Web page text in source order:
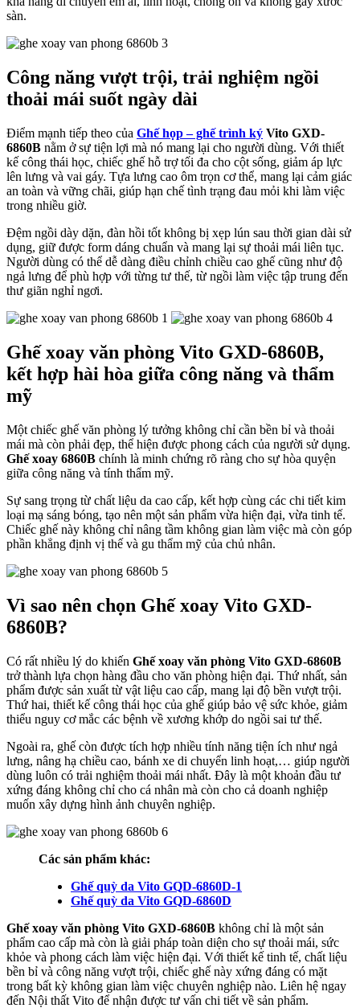
sàn.
Công năng vượt trội, trải nghiệm ngồi
thoải mái suốt ngày dài
Điểm mạnh tiếp theo của Ghế họp – ghế trình ký Vito GXD-
6860B nằm ở sự tiện lợi mà nó mang lại cho người dùng. Với thiết
kế công thái học, chiếc ghế hỗ trợ tối đa cho cột sống, giảm áp lực
lên lưng và vai gáy. Tựa lưng cao ôm trọn cơ thể, mang lại cảm giác
an toàn và vững chãi, giúp hạn chế tình trạng đau mỏi khi làm việc
trong nhiều giờ.
Đệm ngồi dày dặn, đàn hồi tốt không bị xẹp lún sau thời gian dài sử
dụng, giữ được form dáng chuẩn và mang lại sự thoải mái liên tục.
Người dùng có thể dễ dàng điều chỉnh chiều cao ghế cũng như độ
ngả lưng để phù hợp với từng tư thế, từ ngồi làm việc tập trung đến
thư giãn nghỉ ngơi.
Ghế xoay văn phòng Vito GXD-6860B,
kết hợp hài hòa giữa công năng và thẩm
mỹ
Một chiếc ghế văn phòng lý tưởng không chỉ cần bền bỉ và thoải
mái mà còn phải đẹp, thể hiện được phong cách của người sử dụng.
Ghế xoay 6860B chính là minh chứng rõ ràng cho sự hòa quyện
giữa công năng và tính thẩm mỹ.
Sự sang trọng từ chất liệu da cao cấp, kết hợp cùng các chi tiết kim
loại mạ sáng bóng, tạo nên một sản phẩm vừa hiện đại, vừa tinh tế.
Chiếc ghế này không chỉ nâng tầm không gian làm việc mà còn góp
phần khẳng định vị thế và gu thẩm mỹ của chủ nhân.
Vì sao nên chọn Ghế xoay Vito GXD-
6860B?
Có rất nhiều lý do khiến Ghế xoay văn phòng Vito GXD-6860B
trở thành lựa chọn hàng đầu cho văn phòng hiện đại. Thứ nhất, sản
phẩm được sản xuất từ vật liệu cao cấp, mang lại độ bền vượt trội.
Thứ hai, thiết kế công thái học của ghế giúp bảo vệ sức khỏe, giảm
thiểu nguy cơ mắc các bệnh về xương khớp do ngồi sai tư thế.
Ngoài ra, ghế còn được tích hợp nhiều tính năng tiện ích như ngả
lưng, nâng hạ chiều cao, bánh xe di chuyển linh hoạt,… giúp người
dùng luôn có trải nghiệm thoải mái nhất. Đây là một khoản đầu tư
xứng đáng không chỉ cho cá nhân mà còn cho cả doanh nghiệp
muốn xây dựng hình ảnh chuyên nghiệp.
Các sản phẩm khác:
Ghế quỳ da Vito GQD-6860D-1
Ghế quỳ da Vito GQD-6860D
Ghế xoay văn phòng Vito GXD-6860B không chỉ là một sản
phẩm cao cấp mà còn là giải pháp toàn diện cho sự thoải mái, sức
khỏe và phong cách làm việc hiện đại. Với thiết kế tinh tế, chất liệu
bền bỉ và công năng vượt trội, chiếc ghế này xứng đáng có mặt
trong bất kỳ không gian làm việc chuyên nghiệp nào. Liên hệ ngay
đến Nội thất Vito để nhận được tư vấn chi tiết về sản phẩm.